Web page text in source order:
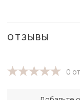
ОТЗЫВЫ
0